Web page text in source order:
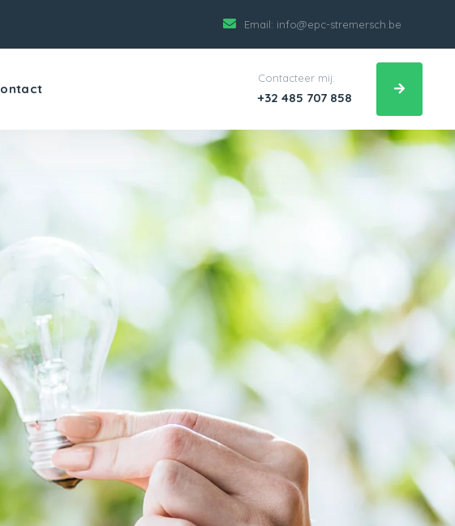
Email: info@epc-stremersch.be
Contacteer mij:
+32 485 707 858